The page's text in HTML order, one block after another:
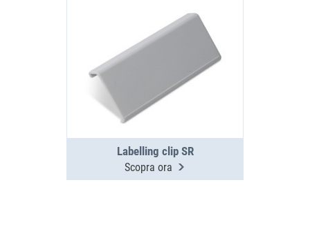
Labelling clip SR
Scopra ora